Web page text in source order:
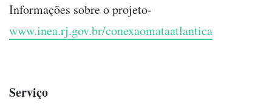
Informações sobre o projeto-
www.inea.rj.gov.br/conexaomataatlantica
Serviço